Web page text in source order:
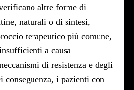
altre forme di
naturali o di sintesi,
terapeutico più comune,
a causa
di resistenza e degli
i pazienti con